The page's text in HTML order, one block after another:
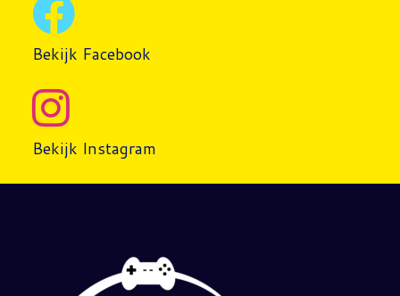
Bekijk Facebook
Bekijk Instagram